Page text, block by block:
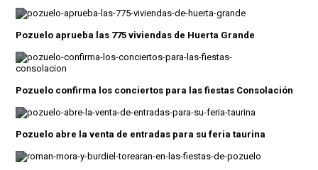
Pozuelo aprueba las 775 viviendas de Huerta Grande
Pozuelo confirma los conciertos para las fiestas Consolación
Pozuelo abre la venta de entradas para su feria taurina